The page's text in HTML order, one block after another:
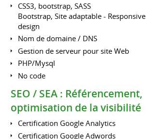
CSS3, bootstrap, SASS
Bootstrap, Site adaptable - Responsive
design
Nom de domaine / DNS
Gestion de serveur pour site Web
PHP/Mysql
No code
SEO / SEA : Référencement,
optimisation de la visibilité
Certification Google Analytics
Certification Google Adwords